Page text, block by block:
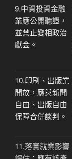
9.中資投資金融
業應公開聽證，
並禁止變相政治
獻金。
10.印刷、出版業
開放，應與新聞
自由、出版自由
保障合併談判。
11.落實就業影響